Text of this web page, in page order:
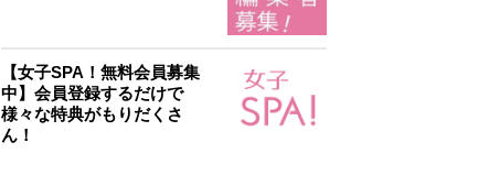
【女子SPA！無料会員募集
中】会員登録するだけで
様々な特典がもりだくさ
ん！